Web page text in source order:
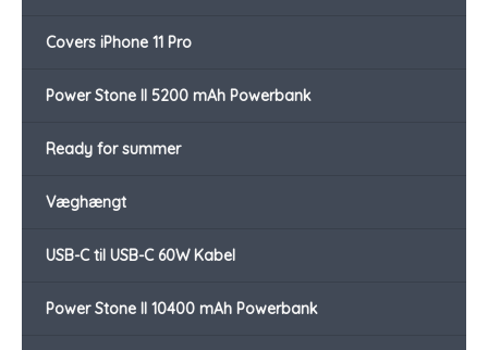
Covers iPhone 11 Pro
Power Stone II 5200 mAh Powerbank
Ready for summer
Væghængt
USB-C til USB-C 60W Kabel
Power Stone II 10400 mAh Powerbank